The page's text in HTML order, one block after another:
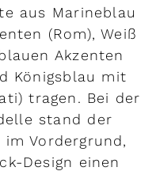
aus Marineblau
(Rom), Weiß
Akzenten
Königsblau mit
tragen. Bei der
stand der
Vordergrund,
Design einen